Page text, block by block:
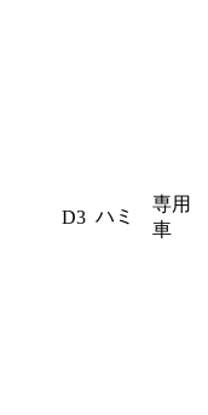
D3 ハミ
専用
車